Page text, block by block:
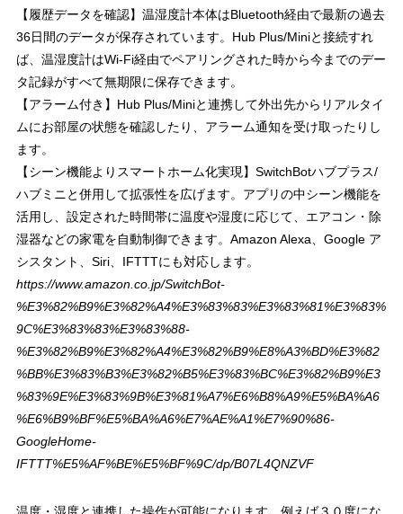
【履歴データを確認】温湿度計本体はBluetooth経由で最新の過去
36日間のデータが保存されています。Hub Plus/Miniと接続すれ
ば、温湿度計はWi-Fi経由でペアリングされた時から今までのデー
タ記録がすべて無期限に保存できます。
【アラーム付き】Hub Plus/Miniと連携して外出先からリアルタイ
ムにお部屋の状態を確認したり、アラーム通知を受け取ったりし
ます。
【シーン機能よりスマートホーム化実現】SwitchBotハブプラス/
ハブミニと併用して拡張性を広げます。アプリの中シーン機能を
活用し、設定された時間帯に温度や湿度に応じて、エアコン・除
湿器などの家電を自動制御できます。Amazon Alexa、Google ア
シスタント、Siri、IFTTTにも対応します。
https://www.amazon.co.jp/SwitchBot-
%E3%82%B9%E3%82%A4%E3%83%83%E3%83%81%E3%83%
9C%E3%83%83%E3%83%88-
%E3%82%B9%E3%82%A4%E3%82%B9%E8%A3%BD%E3%82
%BB%E3%83%B3%E3%82%B5%E3%83%BC%E3%82%B9%E3
%83%9E%E3%83%9B%E3%81%A7%E6%B8%A9%E5%BA%A6
%E6%B9%BF%E5%BA%A6%E7%AE%A1%E7%90%86-
GoogleHome-
IFTTT%E5%AF%BE%E5%BF%9C/dp/B07L4QNZVF